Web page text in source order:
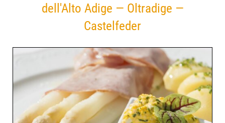
dell'Alto Adige — Oltradige —
Castelfeder